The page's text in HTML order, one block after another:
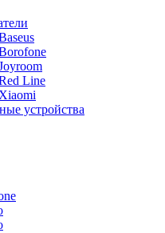
Line
устройства